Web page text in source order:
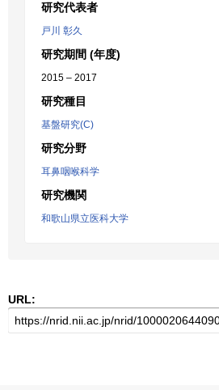
研究代表者
戸川 彰久
研究期間 (年度)
2015 – 2017
研究種目
基盤研究(C)
研究分野
耳鼻咽喉科学
研究機関
和歌山県立医科大学
URL: